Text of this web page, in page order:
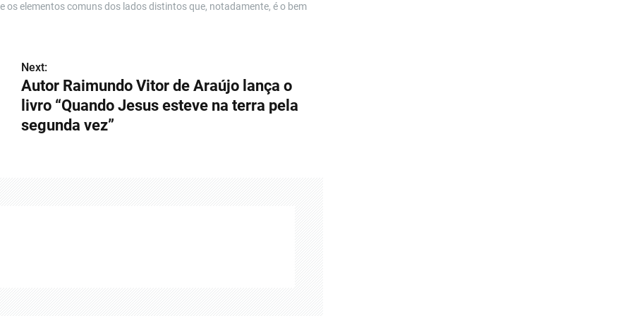
elementos comuns dos lados distintos que, notadamente, é o bem
Next:
Autor Raimundo Vitor de Araújo lança o
livro “Quando Jesus esteve na terra pela
segunda vez”